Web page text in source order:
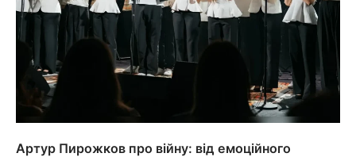
Артур Пирожков про війну: від емоційного